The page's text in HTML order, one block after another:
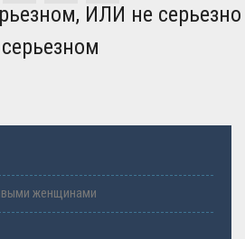
ИЛИ не серьезно
женщинами